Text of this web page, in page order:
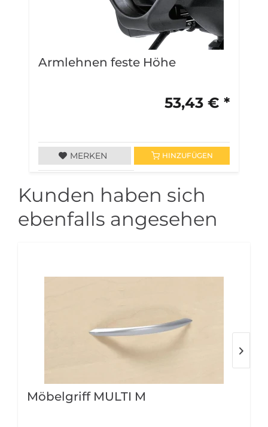
Armlehnen feste Höhe
53,43 € *
MERKEN HINZUFÜGEN
Kunden haben sich
ebenfalls angesehen
Möbelgriff MULTI M